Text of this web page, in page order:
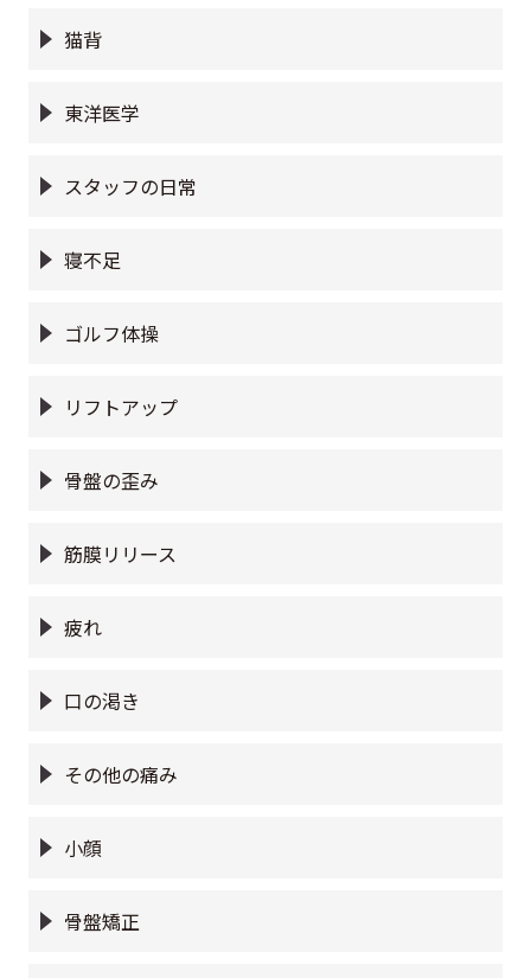
猫背
東洋医学
スタッフの日常
寝不足
ゴルフ体操
リフトアップ
骨盤の歪み
筋膜リリース
疲れ
口の渇き
その他の痛み
小顔
骨盤矯正